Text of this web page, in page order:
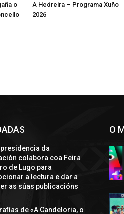
o
A Hedreira – Programa Xuño
2026
da
colabora coa Feira
de Lugo para
a lectura e dar a
as súas publicacións
de «A Candeloria, o
O